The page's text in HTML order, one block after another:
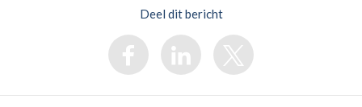
Deel dit bericht